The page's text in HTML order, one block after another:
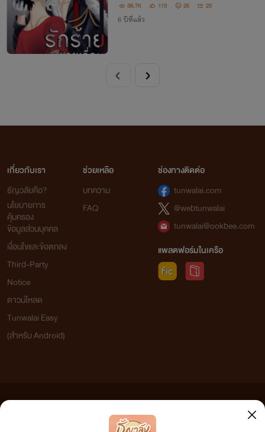
38.7K 113 26 25
6 ปีที่แล้ว
เกี่ยวกับเรา
ธัญวลัยคือ?
นโยบายการ
คุ้มครอง
ข้อมูลส่วนบุคคล
เงื่อนไขและข้อตกลง
Third-Party
Notice
ดาวน์โหลด
Tunwalai Easy
(สำหรับ Android)
ช่วยเหลือ
บทความ
FAQ
ช่องทางติดต่อ
tunwalai.com
@webtunwalai
tunwalai@ookbee.com
แพลตฟอร์มในเครือ
เว็บไซต์แห่งนี้ไม่ได้เห็นด้วยและไม่ขอรับผิดชอบต่อข้อความใดๆ ทั้งสิ้น ดังนั้นผู้อ่านทุกท่านโปรดใช้